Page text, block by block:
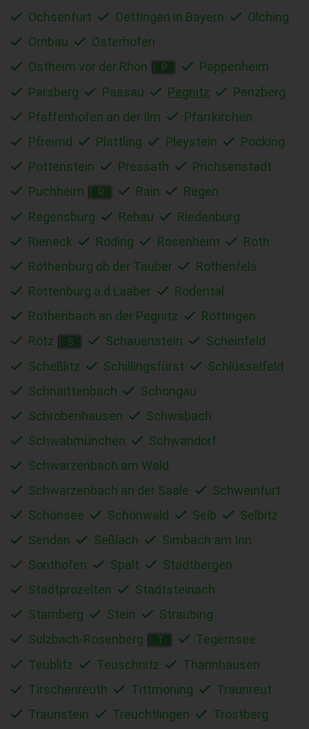
Ochsenfurt
Oettingen in Bayern
Olching
Ornbau
Osterhofen
Ostheim vor der Rhön
P
Pappenheim
Parsberg
Passau Pegnitz
Penzberg
Pfaffenhofen an der Ilm
Pfarrkirchen
Pfreimd
Plattling Pleystein
Pocking
Pottenstein
Pressath
Prichsenstadt
Puchheim
R Rain
Regen
Regensburg
Rehau
Riedenburg
Rieneck
Roding Rosenheim
Roth
Rothenburg ob der Tauber
Rothenfels
Rottenburg a.d.Laaber
Rödental
Röthenbach an der Pegnitz
Röttingen
Rötz
S Schauenstein
Scheinfeld
Scheßlitz
Schillingsfürst
Schlüsselfeld
Schnaittenbach
Schongau
Schrobenhausen
Schwabach
Schwabmünchen
Schwandorf
Schwarzenbach am Wald
Schwarzenbach an der Saale
Schweinfurt
Schönsee
Schönwald Selb
Selbitz
Senden
Seßlach
Simbach am Inn
Sonthofen
Spalt
Stadtbergen
Stadtprozelten
Stadtsteinach
Starnberg
Stein
Straubing
Sulzbach-Rosenberg
T
Tegernsee
Teublitz
Teuschnitz
Thannhausen
Tirschenreuth
Tittmoning
Traunreut
Traunstein
Treuchtlingen
Trostberg